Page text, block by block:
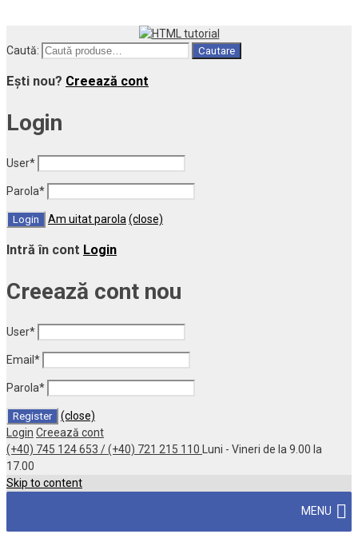
Caută: Cautare
Ești nou? Creează cont
Login
User*
Parola*
Am uitat parola (close)
Intră în cont Login
Creează cont nou
User*
Email *
Parola*
(close)
Login Creează cont
(+40) 745 124 653 / (+40) 721 215 110
Luni - Vineri de la 9.00 la
17.00
Skip to content
MENU